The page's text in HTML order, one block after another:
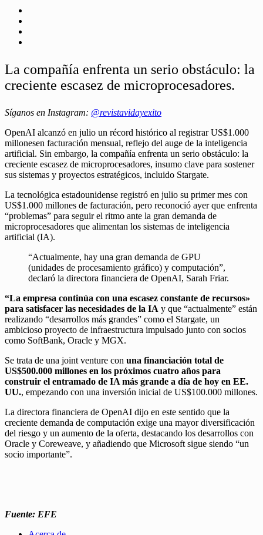
La compañía enfrenta un serio obstáculo: la
creciente escasez de microprocesadores.
Síganos en Instagram: @revistavidayexito
OpenAI alcanzó en julio un récord histórico al registrar US$1.000
millonesen facturación mensual, reflejo del auge de la inteligencia
artificial. Sin embargo, la compañía enfrenta un serio obstáculo: la
creciente escasez de microprocesadores, insumo clave para sostener
sus sistemas y proyectos estratégicos, incluido Stargate.
La tecnológica estadounidense registró en julio su primer mes con
US$1.000 millones de facturación, pero reconoció ayer que enfrenta
“problemas” para seguir el ritmo ante la gran demanda de
microprocesadores que alimentan los sistemas de inteligencia
artificial (IA).
“Actualmente, hay una gran demanda de GPU
(unidades de procesamiento gráfico) y computación”,
declaró la directora financiera de OpenAI, Sarah Friar.
“La empresa continúa con una escasez constante de recursos»
para satisfacer las necesidades de la IA y que “actualmente” están
realizando “desarrollos más grandes” como el Stargate, un
ambicioso proyecto de infraestructura impulsado junto con socios
como SoftBank, Oracle y MGX.
Se trata de una joint venture con una financiación total de
US$500.000 millones en los próximos cuatro años para
construir el entramado de IA más grande a día de hoy en EE.
UU., empezando con una inversión inicial de US$100.000 millones.
La directora financiera de OpenAI dijo en este sentido que la
creciente demanda de computación exige una mayor diversificación
del riesgo y un aumento de la oferta, destacando los desarrollos con
Oracle y Coreweave, y añadiendo que Microsoft sigue siendo “un
socio importante”.
Fuente: EFE